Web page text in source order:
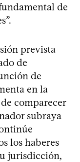
de
prevista
de
de
en la
comparecer
subraya
los haberes
jurisdicción,